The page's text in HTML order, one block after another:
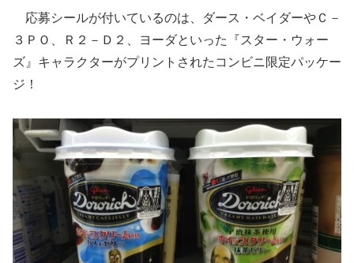
応募シールが付いているのは、ダース・ベイダーやＣ－
３ＰＯ、Ｒ２－Ｄ２、ヨーダといった『スター・ウォー
ズ』キャラクターがプリントされたコンビニ限定パッケー
ジ！